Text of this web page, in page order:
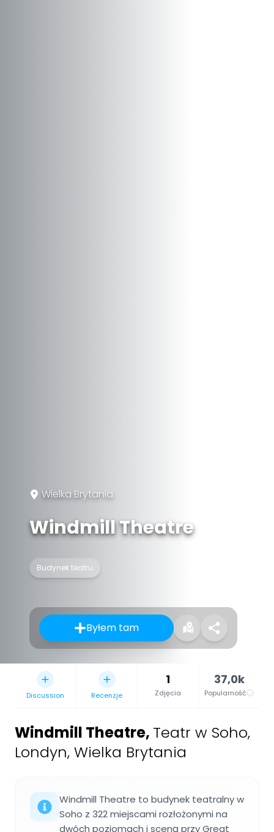
Wielka Brytania
Windmill Theatre
Budynek teatru
Byłem tam
Discussion Recenzje
1
Zdjęcia
37,0k
Popularność
Windmill Theatre, Teatr w Soho,
Londyn, Wielka Brytania
Windmill Theatre to budynek teatralny w
Soho z 322 miejscami rozłożonymi na
dwóch poziomach i sceną przy Great